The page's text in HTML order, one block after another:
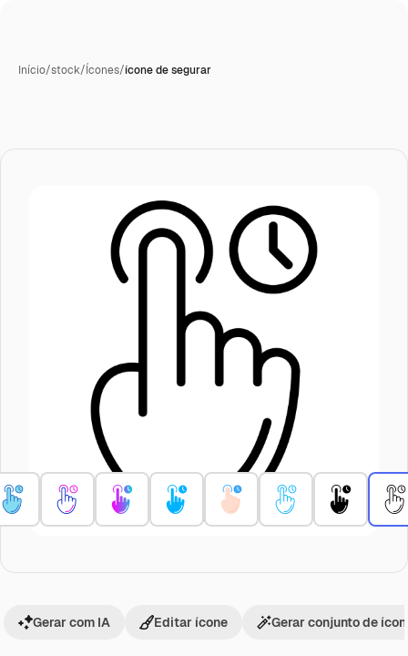
Início/stock/Ícones/ícone de segurar
Gerar com IA Editar ícone Gerar conjunto de